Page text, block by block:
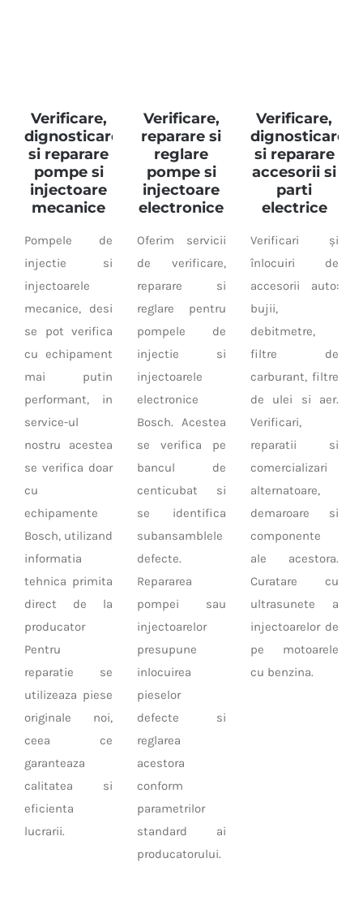
Verificare,
dignosticare
si reparare
pompe si
injectoare
mecanice
Pompele de
injectie si
injectoarele
mecanice, desi
se pot verifica
cu echipament
mai putin
performant, in
service-ul
nostru acestea
se verifica doar
cu
echipamente
Bosch, utilizand
informatia
tehnica primita
direct de la
producator
Pentru
reparatie se
utilizeaza piese
originale noi,
ceea ce
garanteaza
calitatea si
eficienta
lucrarii.
Verificare,
reparare si
reglare
pompe si
injectoare
electronice
Oferim servicii
de verificare,
reparare si
reglare pentru
pompele de
injectie si
injectoarele
electronice
Bosch. Acestea
se verifica pe
bancul de
centicubat si
se identifica
subansamblele
defecte.
Repararea
pompei sau
injectoarelor
presupune
inlocuirea
pieselor
defecte si
reglarea
acestora
conform
parametrilor
standard ai
producatorului.
Verificare,
dignosticare
si reparare
accesorii si
parti
electrice
Verificari și
înlocuiri de
accesorii auto:
bujii,
debitmetre,
filtre de
carburant, filtre
de ulei si aer.
Verificari,
reparatii si
comercializari
alternatoare,
demaroare si
componente
ale acestora.
Curatare cu
ultrasunete a
injectoarelor de
pe motoarele
cu benzina.